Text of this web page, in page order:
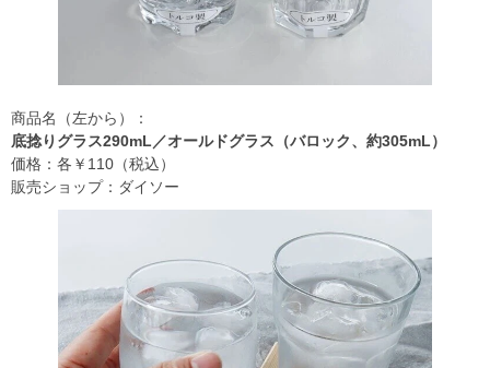
商品名（左から）：
底捻りグラス290mL／オールドグラス（バロック、約305mL）
価格：各￥110（税込）
販売ショップ：ダイソー